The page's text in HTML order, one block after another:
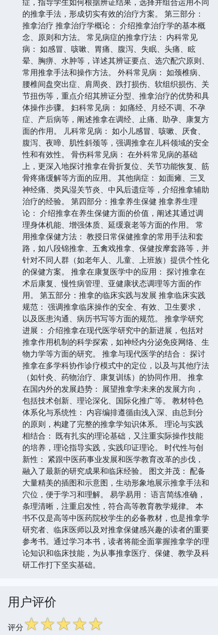
的推拿手法，形成切实有效的治疗方案。 第三部分：
推拿治疗 推拿治疗学概论： 介绍推拿治疗学的基本概
念、原则和方法。 常见病症的推拿疗法： 内科常见
病： 如感冒、咳嗽、胃痛、腹泻、失眠、头痛、眩
晕、胸痹、水肿等，详述其辨证要点、选穴配穴原则、
常用推拿手法和操作方法。 外科常见病： 如颈椎病、
腰椎间盘突出症、肩周炎、跌打损伤、软组织损伤、关
节扭伤等，重点介绍其辨证分型、推拿治疗的优势和具
体操作步骤。 妇科常见病： 如痛经、月经不调、不孕
症、产后病等，阐述推拿在调经、止痛、助孕、康复方
面的作用。 儿科常见病： 如小儿感冒、咳嗽、厌食、
腹泻、夜啼、肌性斜颈等，强调推拿在儿科领域的安全
性和有效性。 骨伤科常见病： 在外科常见病的基础
上，更深入地探讨推拿在骨折复位、关节功能恢复、筋
骨疼痛缓解等方面的应用。 其他病症： 如面瘫、三叉
神经痛、类风湿关节炎、中风后遗症等，介绍推拿辅助
治疗的经验。 第四部分：推拿养生保健 推拿养生理
论： 介绍推拿在养生保健方面的价值，阐述其通过调
理身体机能、增强体质、延缓衰老等方面的作用。 常
用推拿保健方法： 教授日常保健推拿的常用手法和套
路，如八段锦推拿、五禽戏推拿、保健按摩套路等，并
针对不同人群（如老年人、儿童、上班族）提供个性化
的保健方案。 推拿在康复医学中的应用： 探讨推拿在
术后康复、慢性病管理、亚健康状态调理等方面的作
用。 第五部分：推拿的临床实践与发展 推拿临床实践
规范： 强调推拿临床操作的安全、有效、卫生要求，
以及医患沟通、病历书写等方面的规范。 推拿学研究
进展： 介绍推拿在现代医学研究中的新进展，包括对
推拿作用机制的科学探索，如神经内分泌免疫网络、生
物力学等方面的研究。 推拿与现代医学的结合： 探讨
推拿在多学科协作诊疗模式中的定位，以及与其他疗法
（如针灸、药物治疗、康复训练）的协同作用。 推拿
在国内外的发展趋势： 展望推拿学未来的发展方向，
包括技术创新、理论深化、国际化推广等。 教材特色
体系化与系统性： 内容编排遵循由浅入深、由总到分
的原则，构建了完整的推拿学知识体系。 理论与实践
相结合： 既有扎实的理论基础，又注重实际操作技能
的培养，理论指导实践，实践印证理论。 时代性与创
新性： 紧跟中医药事业发展和医学教育改革的步伐，
融入了最新的研究成果和临床经验。 图文并茂： 配备
大量精美的插图和示意图，生动形象地展示推拿手法和
穴位，便于学习和理解。 易学易用： 语言简练准确，
条理清晰，注重启发性，符合高等教育教学规律。 本
书不仅是高等中医药院校学生的必备教材，也是推拿学
研究者、临床医师以及对推拿保健感兴趣的读者的重要
参考书。通过学习本书，读者将能全面掌握推拿学的理
论知识和临床技能，为从事推拿医疗、保健、教学及科
研工作打下坚实基础。
用户评价
评分☆☆☆☆☆